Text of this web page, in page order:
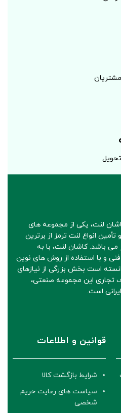
لنت، یکی از مجموعه های
انواع لنت ترمز از برترین
می باشد. کاشان لنت، با به
و با استفاده از روش های نوین
است بخش بزرگی از نیازهای
تجاری این مجموعه صنعتی،
است.
قوانین و اطلاعات
شرایط بازگشت کالا
سیاست های رعایت حریم
شخصی